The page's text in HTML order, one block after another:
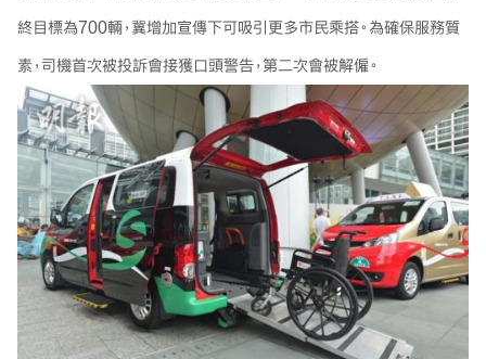
終目標為700輛，冀增加宣傳下可吸引更多市民乘搭。為確保服務質
素，司機首次被投訴會接獲口頭警告，第二次會被解僱。